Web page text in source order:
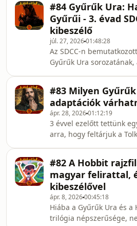
fogja elkészíteni az Egy
ennek mi értelme, azt
megpróbálunk rájönni🧙‍♂️ Kép:
Amazon Intro & Outro:
Hobbit (2003)
#84 Gyűrűk Ura:
Gyűrűi - 3. évad
kibeszélő
júl. 27, 202601:48:28
Az SDCC-n
Gyűrűk Ura sorozatának,
Gyűrűkovácsolás,
Celeborn, dínók és
Van itt minden, amire
olyan is, amire nem 🤷‍♂️ Ha érdekel, mit
mindent rejt a Hatalom
évada, tarts velünk!🧙‍♂️ Kép: Amazon
Intro & Outro: Sierra:
#83 Milyen
adaptációk
ápr. 28, 202601:12:19
3 évvel ezelőtt tettünk
arra, hogy feltárjuk a
megkaptuk a Hunt for
premierdátumát,
Stephen Colbert-féle
Past-et, 👉elkezdődött a
színészek cseréje, 👉az
bizonyosan végigviszi a
#82 A Hobbit
magyar felirattal,
kibeszélővel
ápr. 8, 202600:45:18
Hiába a Gyűrűk Ura és a
trilógia népszerűsége,